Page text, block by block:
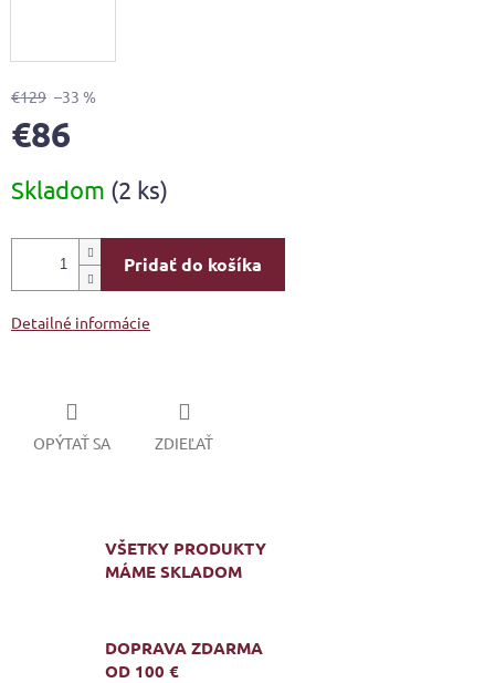
€129 –33 %
€86
cena:
Skladom (2 ks)
Pridať do košíka
Detailné informácie
OPÝTAŤ SA ZDIEĽAŤ
VŠETKY PRODUKTY
MÁME SKLADOM
DOPRAVA ZDARMA
OD 100 €